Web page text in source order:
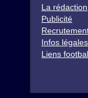
La rédaction
Publicité
Infos légales
Liens